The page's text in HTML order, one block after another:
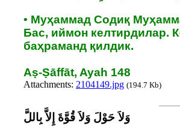
• Муҳаммад Содиқ
Бас, иймон келтирдилар.
баҳраманд қилдик.
Aṣ-Ṣāffāt, Ayah 148
Attachments: 2104149.jpg (194.7 Kb)
وَلاَ حَوْلَ وَلاَ قُوَّةَ إِلاَّ بِاللَّ